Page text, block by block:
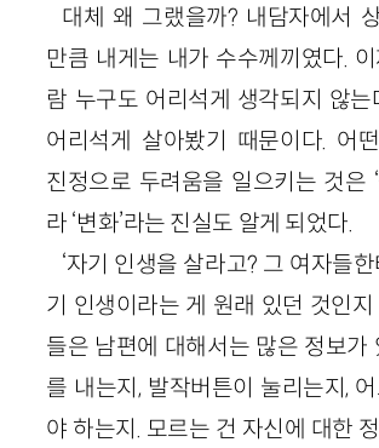
대체 왜 그랬을까? 내담자에서
만큼 내게는 내가 수수께끼였다.
람 누구도 어리석게 생각되지 않는
어리석게 살아봤기 때문이다. 어
진정으로 두려움을 일으키는 것은
라 ‘변화’라는 진실도 알게 되었다.
‘자기 인생을 살라고? 그 여자들
기 인생이라는 게 원래 있던 것인지
들은 남편에 대해서는 많은 정보가
를 내는지, 발작버튼이 눌리는지,
야 하는지. 모르는 건 자신에 대한